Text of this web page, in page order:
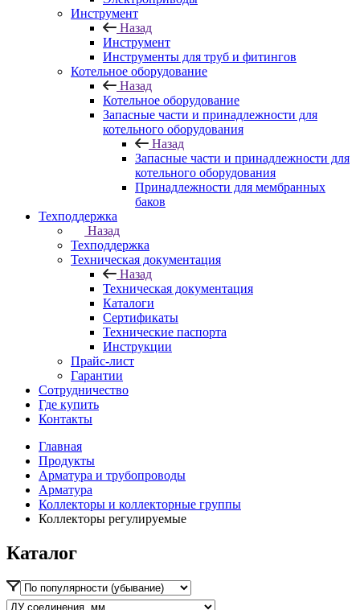
Инструмент
Назад
Инструмент
Инструменты для труб и фитингов
Котельное оборудование
Назад
Котельное оборудование
Запасные части и принадлежности для
котельного оборудования
Назад
Запасные части и принадлежности для
котельного оборудования
Принадлежности для мембранных
баков
Техподдержка
Назад
Техподдержка
Техническая документация
Назад
Техническая документация
Каталоги
Сертификаты
Технические паспорта
Инструкции
Прайс-лист
Гарантии
Сотрудничество
Где купить
Контакты
Главная
Продукты
Арматура и трубопроводы
Арматура
Коллекторы и коллекторные группы
Коллекторы регулируемые
Каталог